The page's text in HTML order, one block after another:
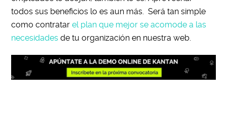
todos sus beneficios lo es aun más. Será tan simple
como contratarel plan que mejor se acomode a las
necesidades de tu organización en nuestra web.